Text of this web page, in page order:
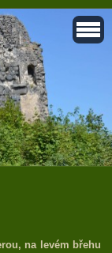
na levém břehu